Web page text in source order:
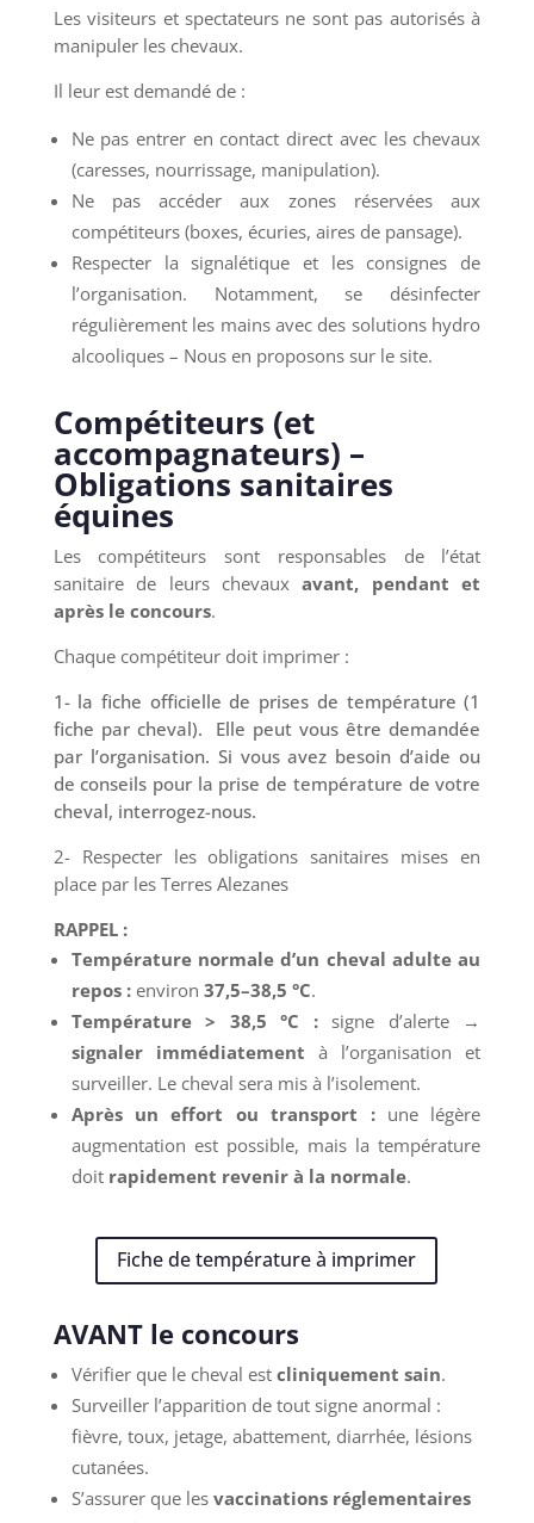
Les visiteurs et spectateurs ne sont pas autorisés à
manipuler les chevaux.
Il leur est demandé de :
Ne pas entrer en contact direct avec les chevaux
(caresses, nourrissage, manipulation).
Ne pas accéder aux zones réservées aux
compétiteurs (boxes, écuries, aires de pansage).
Respecter la signalétique et les consignes de
l’organisation. Notamment, se désinfecter
régulièrement les mains avec des solutions hydro
alcooliques – Nous en proposons sur le site.
Compétiteurs (et
accompagnateurs) –
Obligations sanitaires
équines
Les compétiteurs sont responsables de l’état
sanitaire de leurs chevauxavant, pendant et
après le concours.
Chaque compétiteur doit imprimer :
1- la fiche officielle de prises de température (1
fiche par cheval). Elle peut vous être demandée
par l’organisation. Si vous avez besoin d’aide ou
de conseils pour la prise de température de votre
cheval, interrogez-nous.
2- Respecter les obligations sanitaires mises en
place par les Terres Alezanes
RAPPEL :
Température normale d’un cheval adulte au
repos :environ 37,5–38,5 °C.
Température > 38,5 °C :signe d’alerte →
signaler immédiatement à l’organisation et
surveiller. Le cheval sera mis à l’isolement.
Après un effort ou transport :une légère
augmentation est possible, mais la température
doit rapidement revenir à la normale.
Fiche de température à imprimer
AVANT le concours
Vérifier que le cheval est cliniquement sain.
Surveiller l’apparition de tout signe anormal :
fièvre, toux, jetage, abattement, diarrhée, lésions
cutanées.
S’assurer que les vaccinations réglementaires